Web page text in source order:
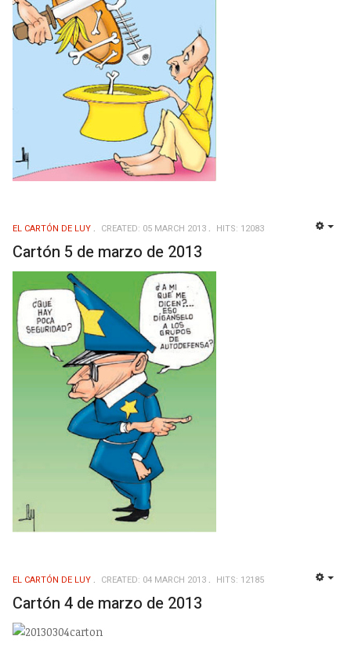
EL CARTÓN DE LUY CREATED: 05 MARCH 2013 HITS: 12083
Cartón 5 de marzo de 2013
EL CARTÓN DE LUY CREATED: 04 MARCH 2013 HITS: 12185
Cartón 4 de marzo de 2013